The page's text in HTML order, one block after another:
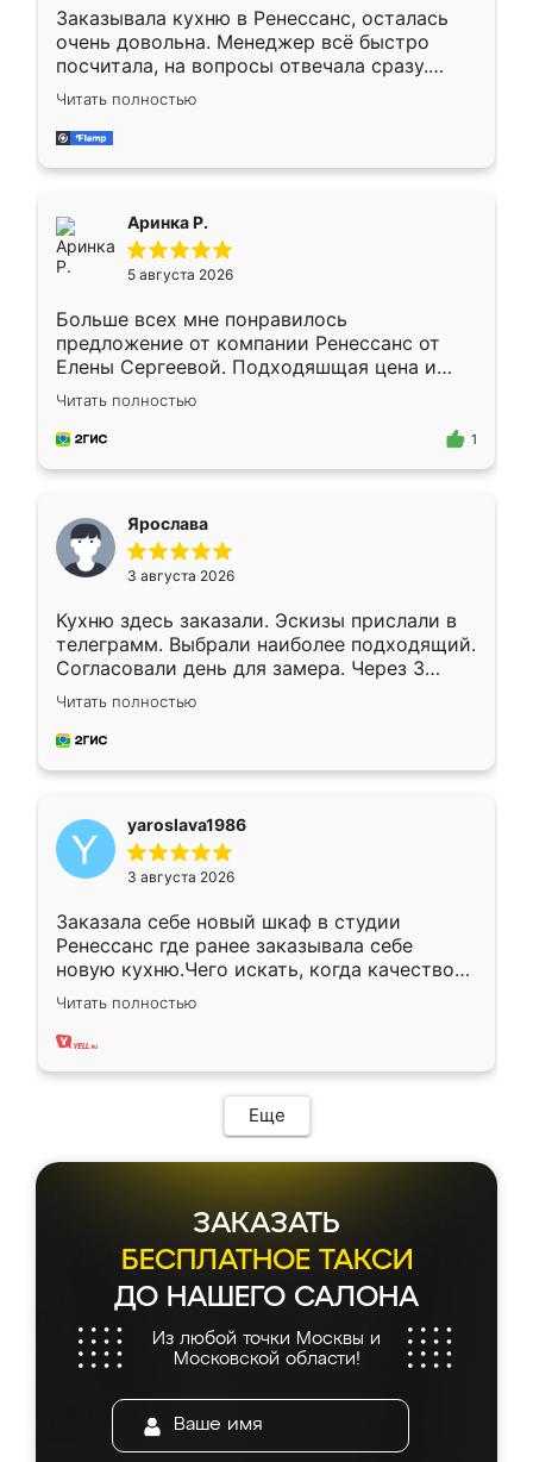
Заказывала кухню в Ренессанс, осталась
очень довольна. Менеджер всё быстро
посчитала, на вопросы отвечала сразу.
Замерщик приехал в субботу, подошёл к
делу со всей ответственностью. Собрали
за день, ребята работали аккуратно, даже
Читать полностью
Аринка Р.
5 августа 2026
Больше всех мне понравилось
предложение от компании Ренессанс от
Елены Сергеевой. Подходяшщая цена и
короткие сроки изготовления. Приехавший
для замера сотрудник Владислав
предложил по моему эскизу самый
Читать полностью
1
Ярослава
3 августа 2026
Кухню здесь заказали. Эскизы прислали в
телеграмм. Выбрали наиболее подходящий.
Согласовали день для замера. Через 3
недели кухня была уже готова. Остались
довольны работой. Спасибо Ренессанс
мебель за качественную работу!
Читать полностью
yaroslava1986
3 августа 2026
Заказала себе новый шкаф в студии
Ренессанс где ранее заказывала себе
новую кухню.Чего искать, когда качеством
вполне довольна. Служит кухня уже почти
два года, нареканий нет.
Читать полностью
Еще
ЗАКАЗАТЬ
БЕСПЛАТНОЕ ТАКСИ
ДО НАШЕГО САЛОНА
Из любой точки Москвы и
Московской области!